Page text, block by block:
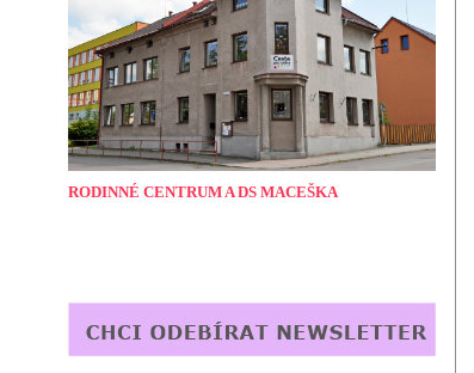
RODINNÉ CENTRUM A DS MACEŠKA